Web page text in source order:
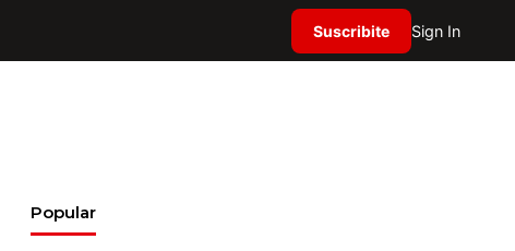
Suscribite Sign In
Popular